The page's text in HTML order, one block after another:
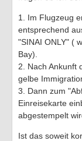
1. Im Flugzeug
entsprechend
"SINAI ONLY" (
Bay).
2. Nach Ankunft
gelbe
3. Dann zum
Einreisekarte
abgestempelt
Ist das soweit